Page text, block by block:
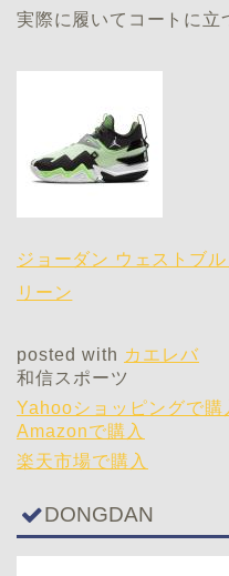
実際に履いてコートに立
ジョーダン ウェストブ
リーン
posted with カエレバ
和信スポーツ
Yahooショッピングで購
Amazonで購入
楽天市場で購入
DONGDAN